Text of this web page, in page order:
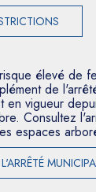
élevé de
de
en vigueur
Consultez
espaces